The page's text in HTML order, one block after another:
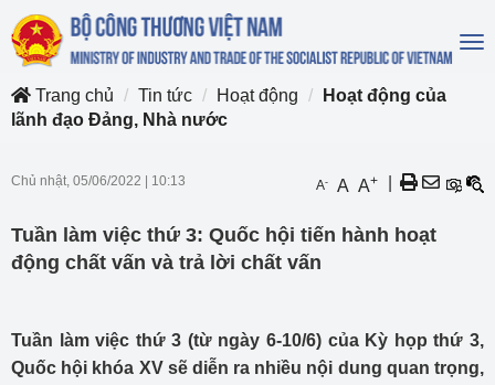
Trang chủ
Tin tức Hoạt động
Hoạt động của
lãnh đạo Đảng, Nhà nước
Chủ nhật, 05/06/2022 10:13 A- A A+
Tuần làm việc thứ 3: Quốc hội tiến hành hoạt
động chất vấn và trả lời chất vấn
Tuần làm việc thứ 3 (từ ngày 6-10/6) của Kỳ họp thứ 3,
Quốc hội khóa XV sẽ diễn ra nhiều nội dung quan trọng,